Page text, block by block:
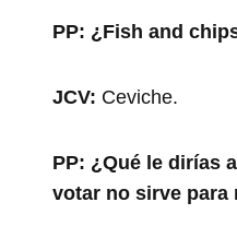
PP: ¿Fish and
JCV: Ceviche.
PP: ¿Qué le dirías
votar no sirve para